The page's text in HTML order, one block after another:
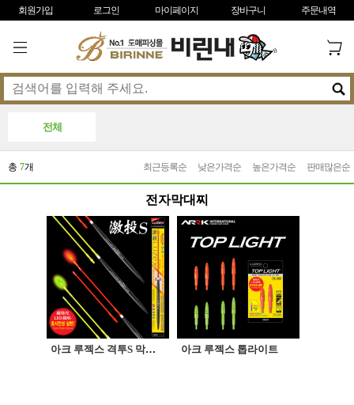
회원가입 로그인 마이페이지 장바구니 주문내역
전체
총 7개 최근등록순 낮은가격순 높은가격순 판매많은순
전자막대찌
아크 루젝스 격투S 막대찌 아크 루젝스 톱라이트